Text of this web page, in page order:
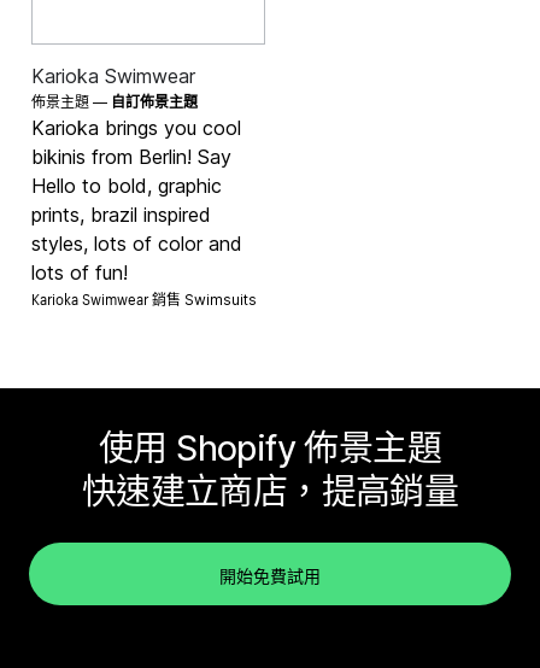
Karioka Swimwear
佈景主題 — 自訂佈景主題
Karioka brings you cool
bikinis from Berlin! Say
Hello to bold, graphic
prints, brazil inspired
styles, lots of color and
lots of fun!
Karioka Swimwear 銷售 Swimsuits
使用 Shopify 佈景主題
快速建立商店，提高銷量
開始免費試用